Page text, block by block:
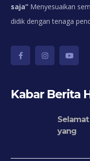
saja” Menyesuaikan
didik dengan tenaga
Kabar Berita
yang